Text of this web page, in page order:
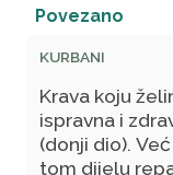
Povezano
KURBANI
Krava koju
ispravna i
(donji dio).
tom dijelu